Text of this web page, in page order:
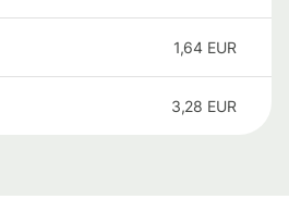
1,64 EUR
3,28 EUR